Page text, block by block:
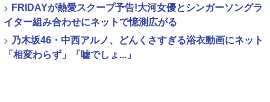
> FRIDAYが熱愛スクープ予告!大河女優とシンガーソングラ
イター組み合わせにネットで憶測広がる
> 乃木坂46・中西アルノ、どんくさすぎる浴衣動画にネット
「相変わらず」「嘘でしょ...」